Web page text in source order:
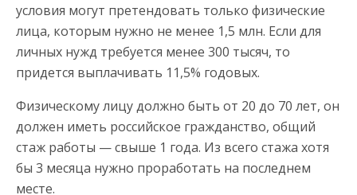
условия могут претендовать только физические
лица, которым нужно не менее 1,5 млн. Если для
личных нужд требуется менее 300 тысяч, то
придется выплачивать 11,5% годовых.
Физическому лицу должно быть от 20 до 70 лет, он
должен иметь российское гражданство, общий
стаж работы — свыше 1 года. Из всего стажа хотя
бы 3 месяца нужно проработать на последнем
месте.